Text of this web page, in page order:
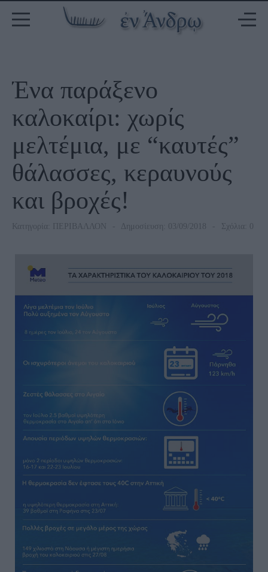
Ένα παράξενο
καλοκαίρι: χωρίς
μελτέμια, με “καυτές”
θάλασσες, κεραυνούς
και βροχές!
Κατηγορία: ΠΕΡΙΒΑΛΛΟΝ Δημοσίευση: 03/09/2018 Σχόλια: 0